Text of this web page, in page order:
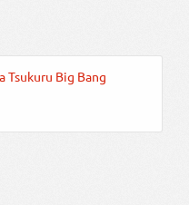
Tsukuru Big Bang